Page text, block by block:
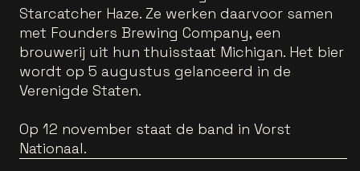
Starcatcher Haze. Ze werken daarvoor samen
met Founders Brewing Company, een
brouwerij uit hun thuisstaat Michigan. Het bier
wordt op 5 augustus gelanceerd in de
Verenigde Staten.
Op 12 november staat de band in Vorst
Nationaal.